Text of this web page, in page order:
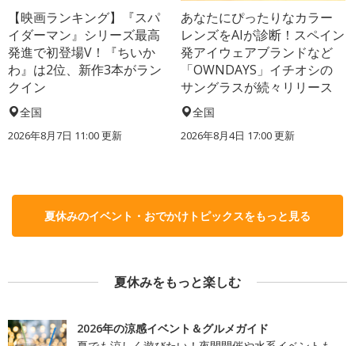
【映画ランキング】『スパ
イダーマン』シリーズ最高
発進で初登場V！『ちいか
わ』は2位、新作3本がラン
クイン
全国
2026年8月7日 11:00更新
あなたにぴったりなカラー
レンズをAIが診断！スペイン
発アイウェアブランドなど
「OWNDAYS」イチオシの
サングラスが続々リリース
全国
2026年8月4日 17:00更新
夏休みのイベント・おでかけトピックスをもっと見る
夏休みをもっと楽しむ
2026年の涼感イベント＆グルメガイド